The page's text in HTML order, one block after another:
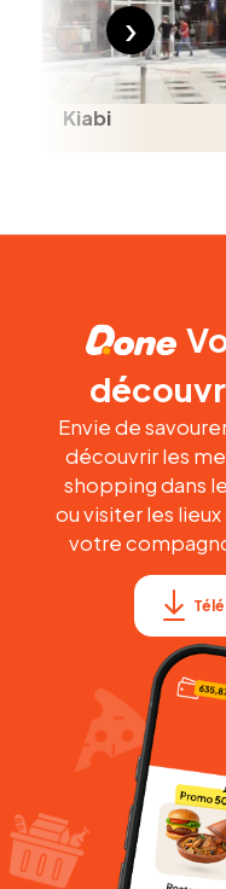
Kiabi
›
Envie de
découvrir les
shopping dans
ou visiter les
votre